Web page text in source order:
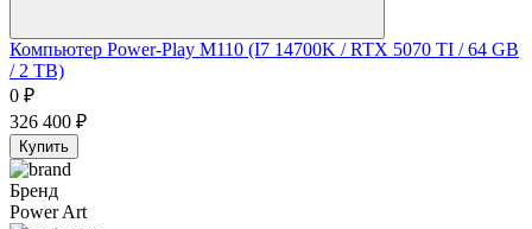
Компьютер Power-Play M110 (I7 14700K / RTX 5070 TI / 64 GB
/ 2 TB)
0 ₽
326 400 ₽
Купить
Бренд
Power Art